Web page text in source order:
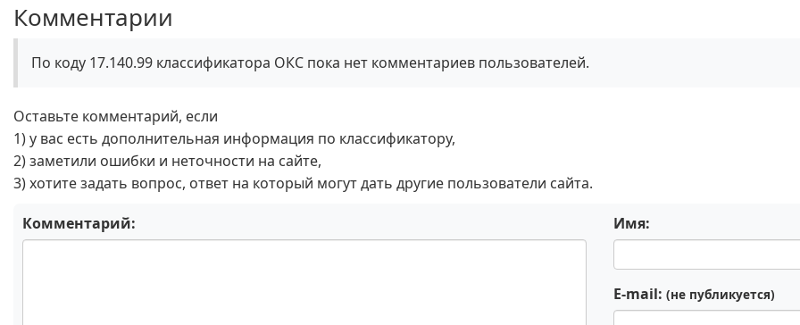
Комментарии
По коду 17.140.99 классификатора ОКС пока нет комментариев пользователей.
Оставьте комментарий, если
1) у вас есть дополнительная информация по классификатору,
2) заметили ошибки и неточности на сайте,
3) хотите задать вопрос, ответ на который могут дать другие пользователи сайта.
Комментарий: Имя:
E-mail: (не публикуется)